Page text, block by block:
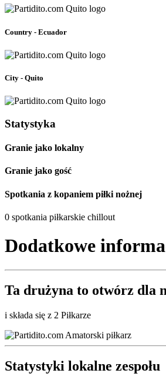
Country - Ecuador
City - Quito
Statystyka
Granie jako lokalny
Granie jako gość
Spotkania z kopaniem piłki nożnej
0 spotkania piłkarskie chillout
Dodatkowe
Ta drużyna to otwórz dla
i składa się z 2 Piłkarze
Statystyki lokalne zespołu